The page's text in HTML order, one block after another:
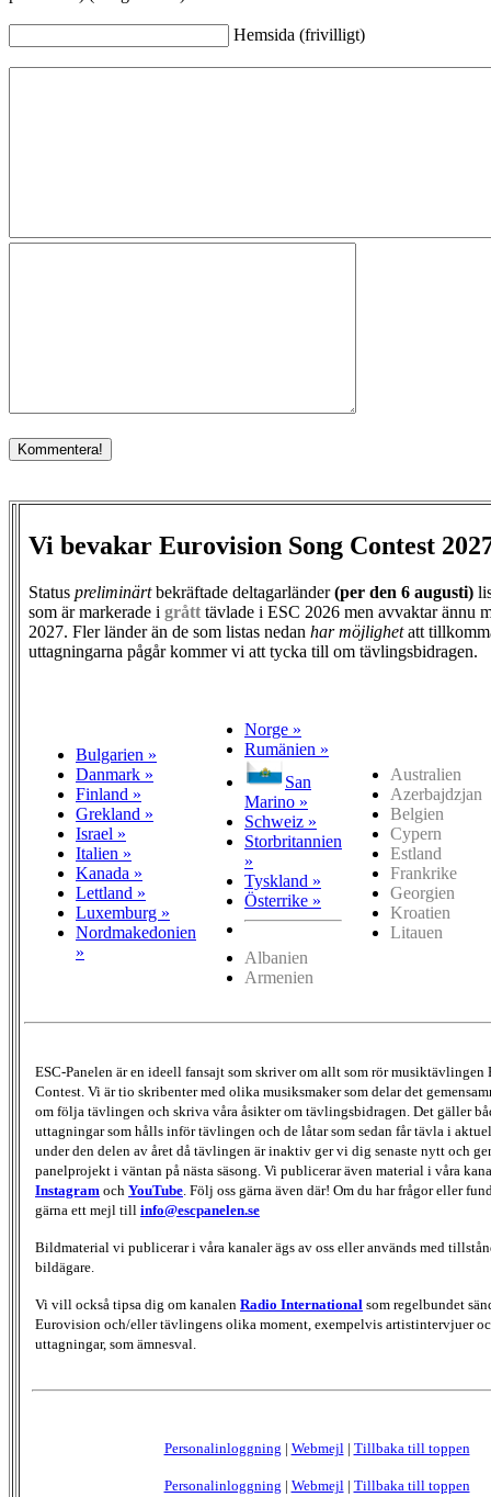
Hemsida (frivilligt)
Vi bevakar Eurovision Song Contest
Status preliminärtbekräftade deltagarländer(per den 6 augusti)
som är markerade i grått tävlade i ESC 2026 men avvaktar ännu
2027. Fler länder än de som listas nedan har möjlighetatt
uttagningarna pågår kommer vi att tycka till om tävlingsbidragen.
Bulgarien »
Danmark »
Finland »
Grekland »
Israel »
Italien »
Kanada »
Lettland »
Luxemburg »
Nordmakedonien
»
Norge »
Rumänien »
San
Marino »
Schweiz »
Storbritannien
»
Tyskland »
Österrike »
Albanien
Armenien
Australien
Azerbajdzjan
Belgien
Cypern
Estland
Frankrike
Georgien
Kroatien
Litauen
ESC-Panelen är en ideell fansajt som skriver om allt som rör musiktävlingen
Contest. Vi är tio skribenter med olika musiksmaker som delar det
om följa tävlingen och skriva våra åsikter om tävlingsbidragen. Det gäller
uttagningar som hålls inför tävlingen och de låtar som sedan får tävla i
under den delen av året då tävlingen är inaktiv ger vi dig senaste nytt och
panelprojekt i väntan på nästa säsong. Vi publicerar även material i våra
Instagram och YouTube. Följ oss gärna även där! Om du har frågor eller
gärna ett mejl till info@escpanelen.se
Bildmaterial vi publicerar i våra kanaler ägs av oss eller används med
bildägare.
Vi vill också tipsa dig om kanalen Radio International som regelbundet
Eurovision och/eller tävlingens olika moment, exempelvis artistintervjuer
uttagningar, som ämnesval.
Personalinloggning | Webmejl| Tillbaka till toppen
Personalinloggning | Webmejl| Tillbaka till toppen